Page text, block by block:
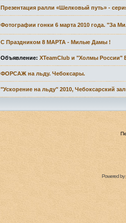
Презентация ралли «Шелковый путь» -
Фотографии гонки 6 марта 2010 года. "За
С Праздником 8 МАРТА - Милые Дамы !
Объявление: XTeamClub и "Холмы России"
ФОРСАЖ на льду. Чебоксары.
"Ускорение на льду" 2010, Чебоксарский
Powered by